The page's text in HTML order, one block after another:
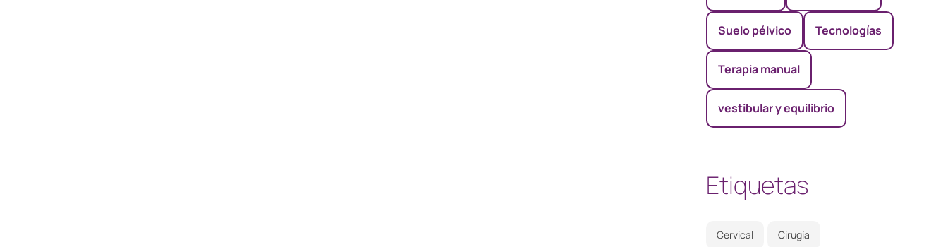
Suelo pélvico Tecnologías
Terapia manual
vestibular y equilibrio
Etiquetas
Cervical Cirugía